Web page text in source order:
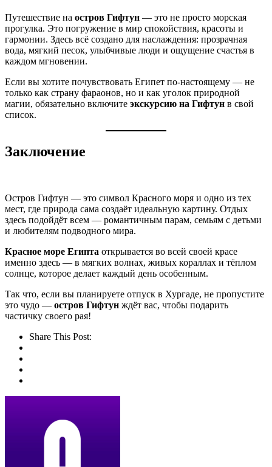
Путешествие на остров Гифтун — это не просто морская
прогулка. Это погружение в мир спокойствия, красоты и
гармонии. Здесь всё создано для наслаждения: прозрачная
вода, мягкий песок, улыбчивые люди и ощущение счастья в
каждом мгновении.
Если вы хотите почувствовать Египет по-настоящему — не
только как страну фараонов, но и как уголок природной
магии, обязательно включите экскурсию на Гифтун в свой
список.
Заключение
Остров Гифтун — это символ Красного моря и одно из тех
мест, где природа сама создаёт идеальную картину. Отдых
здесь подойдёт всем — романтичным парам, семьям с детьми
и любителям подводного мира.
Красное море Египта открывается во всей своей красе
именно здесь — в мягких волнах, живых кораллах и тёплом
солнце, которое делает каждый день особенным.
Так что, если вы планируете отпуск в Хургаде, не пропустите
это чудо — остров Гифтун ждёт вас, чтобы подарить
частичку своего рая!
Share This Post: